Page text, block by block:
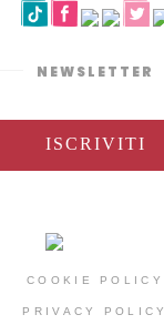
NEWSLETTER
ISCRIVITI
COOKIE POLICY
PRIVACY POLICY